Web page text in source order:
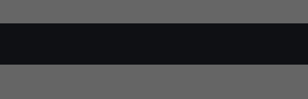
Cookie-Informationen anzeigen